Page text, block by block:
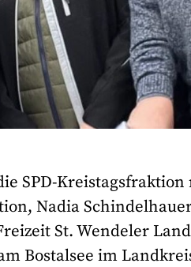
SPD-
Nadia
St. Wendeler
Bostalsee im